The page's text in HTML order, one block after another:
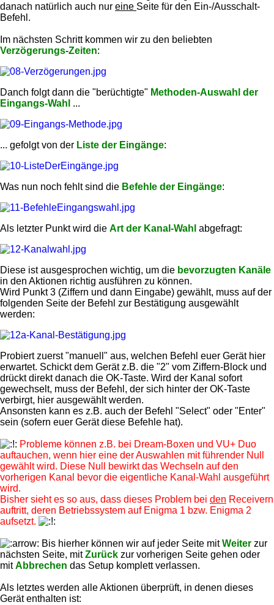
danach natürlich auch nur eine Seite für den Ein-/Ausschalt-
Befehl.
Im nächsten Schritt kommen wir zu den beliebten
Verzögerungs-Zeiten:
Danch folgt dann die "berüchtigte" Methoden-Auswahl der
Eingangs-Wahl ...
... gefolgt von der Liste der Eingänge:
Was nun noch fehlt sind die Befehle der Eingänge:
Als letzter Punkt wird die Art der Kanal-Wahl abgefragt:
Diese ist ausgesprochen wichtig, um die bevorzugten Kanäle
in den Aktionen richtig ausführen zu können.
Wird Punkt 3 (Ziffern und dann Eingabe) gewählt, muss auf der
folgenden Seite der Befehl zur Bestätigung ausgewählt
werden:
Probiert zuerst "manuell" aus, welchen Befehl euer Gerät hier
erwartet. Schickt dem Gerät z.B. die "2" vom Ziffern-Block und
drückt direkt danach die OK-Taste. Wird der Kanal sofort
gewechselt, muss der Befehl, der sich hinter der OK-Taste
verbirgt, hier ausgewählt werden.
Ansonsten kann es z.B. auch der Befehl "Select" oder "Enter"
sein (sofern euer Gerät diese Befehle hat).
Probleme können z.B. bei Dream-Boxen und VU+ Duo
auftauchen, wenn hier eine der Auswahlen mit führender Null
gewählt wird. Diese Null bewirkt das Wechseln auf den
vorherigen Kanal bevor die eigentliche Kanal-Wahl ausgeführt
wird.
Bisher sieht es so aus, dass dieses Problem bei den Receivern
auftritt, deren Betriebssystem auf Enigma 1 bzw. Enigma 2
aufsetzt.
Bis hierher können wir auf jeder Seite mitWeiter zur
nächsten Seite, mitZurück zur vorherigen Seite gehen oder
mitAbbrechen das Setup komplett verlassen.
Als letztes werden alle Aktionen überprüft, in denen dieses
Gerät enthalten ist: